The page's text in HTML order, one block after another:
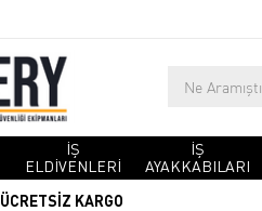
İŞ
ELDİVENLERİ
İŞ
AYAKKABILARI
ÜCRETSİZ KARGO